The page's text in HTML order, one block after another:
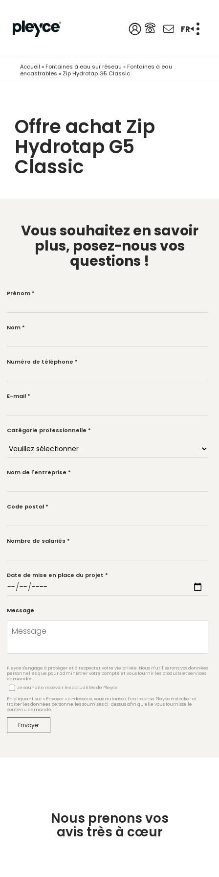
FR
Accueil » Fontaines à eau sur réseau » Fontaines à eau
encastrables » Zip Hydrotap G5 Classic
Offre achat Zip
Hydrotap G5
Classic
Vous souhaitez en savoir
plus, posez-nous vos
questions !
Prénom *
Nom *
Numéro de téléphone *
E-mail *
Catégorie professionnelle *
Nom de l'entreprise *
Code postal *
Nombre de salariés *
Date de mise en place du projet *
Message
Pleyce s'engage à protéger et à respecter votre vie privée. Nous n'utiliserons vos données
personnelles que pour administrer votre compte et vous fournir les produits et services
demandés.
Je souhaite recevoir les actualités de Pleyce
En cliquant sur « Envoyer » ci-dessous, vous autorisez l’entreprise Pleyce à stocker et
traiter les données personnelles soumises ci-dessus afin qu’elle vous fournisse le
contenu demandé.
Nous prenons vos
avis très à cœur